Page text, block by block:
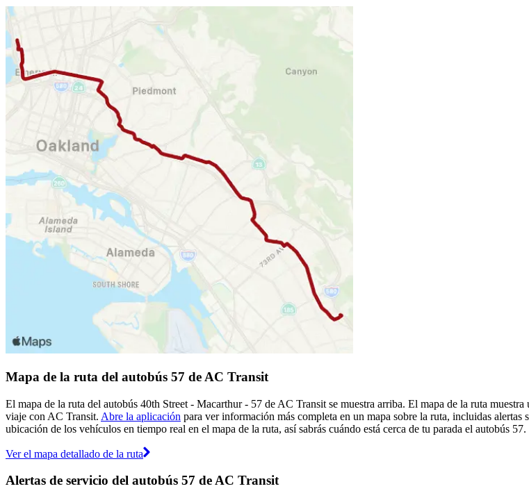
Mapa de la ruta del autobús 57 de AC Transit
El mapa de la ruta del autobús 40th Street - Macarthur - 57 de AC Transit se muestra arriba. El mapa de la ruta
viaje con AC Transit. Abre la aplicación para ver información más completa en un mapa sobre la ruta, incluidas alertas
ubicación de los vehículos en tiempo real en el mapa de la ruta, así sabrás cuándo está cerca de tu parada el autobús 57.
Ver el mapa detallado de la ruta
Alertas de servicio del autobús 57 de AC Transit